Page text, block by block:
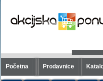
Početna Prodavnice